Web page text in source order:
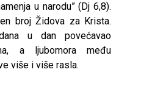
u narodu” (Dj 6,8).
broj Židova za Krista.
u dan povećavao
a ljubomora među
više i više rasla.